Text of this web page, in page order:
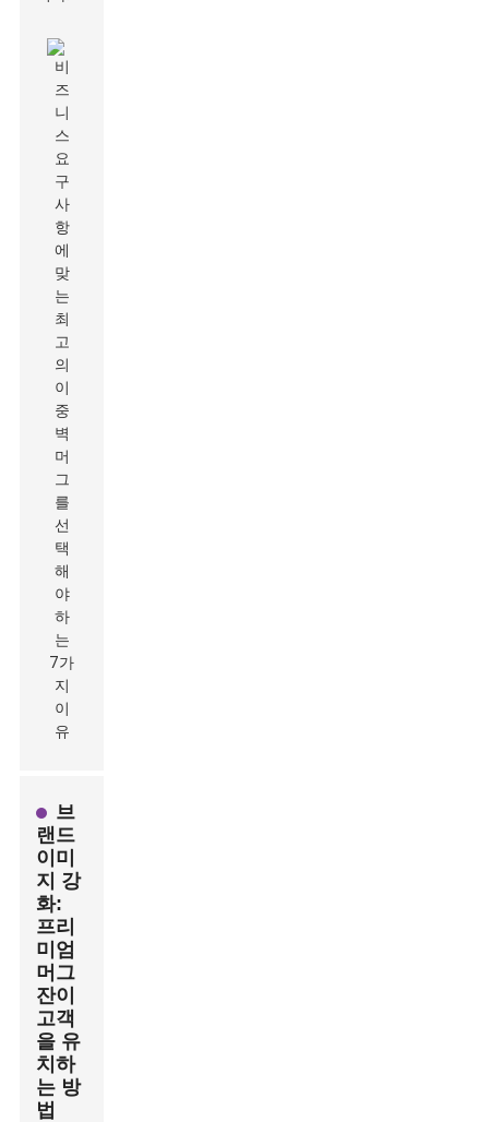
브
랜드
이미
지 강
화:
프리
미엄
머그
잔이
고객
을 유
치하
는 방
법